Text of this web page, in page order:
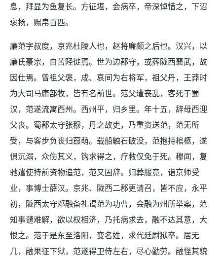
息，拜显为鱼复长。方征堪，会病卒，帝深悼惜之，下诏
褒扬，赐帛百匹。
廉范字叔度，京兆杜陵人也，赵将廉颇之后也。汉兴，以
廉氏豪宗，自苦陉徙焉。世为边郡守，或葬陇西襄武，故
因仕焉。曾祖父褒，成、哀间为右将军，祖父丹，王莽时
为大司马庸部牧，皆有名前世。范父遭丧乱，客死于蜀
汉，范遂流寓西州。西州平，归乡里。年十五，辞母西迎
父丧。蜀郡太守张穆，丹之故吏，乃重资送范，范无所
受，与客步负丧归葭萌。载船触石破没，范抱持棺柩，遂
俱沉溺，众伤其义，钩求得之，疗救仅免于死。穆闻，复
驰遣使持前资物追范，范又固辞。归葬服竟，诣京师受
业，事博士薛汉。京兆、陇西二郡更请召，皆不应，永平
初，陇西太守邓融备礼谒范为功曹，会融为州所举案，范
知事谴难解，欲以权相济，乃托病求去，融不达其意，大
恨之。范于是东至洛阳，变名姓，求代廷尉狱卒。居无
几，融果征下狱，范遂得卫侍左右，尽心勤劳。融怪其貌